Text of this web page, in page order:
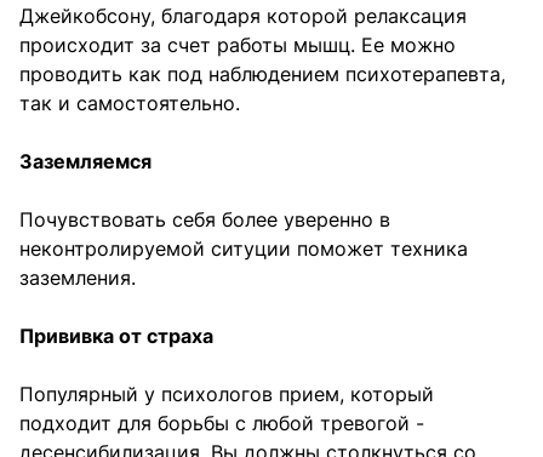
Джейкобсону, благодаря которой релаксация
происходит за счет работы мышц. Ее можно
проводить как под наблюдением психотерапевта,
так и самостоятельно.
Заземляемся
Почувствовать себя более уверенно в
неконтролируемой ситуции поможет техника
заземления.
Прививка от страха
Популярный у психологов прием, который
подходит для борьбы с любой тревогой -
десенсибилизация. Вы должны столкнуться со